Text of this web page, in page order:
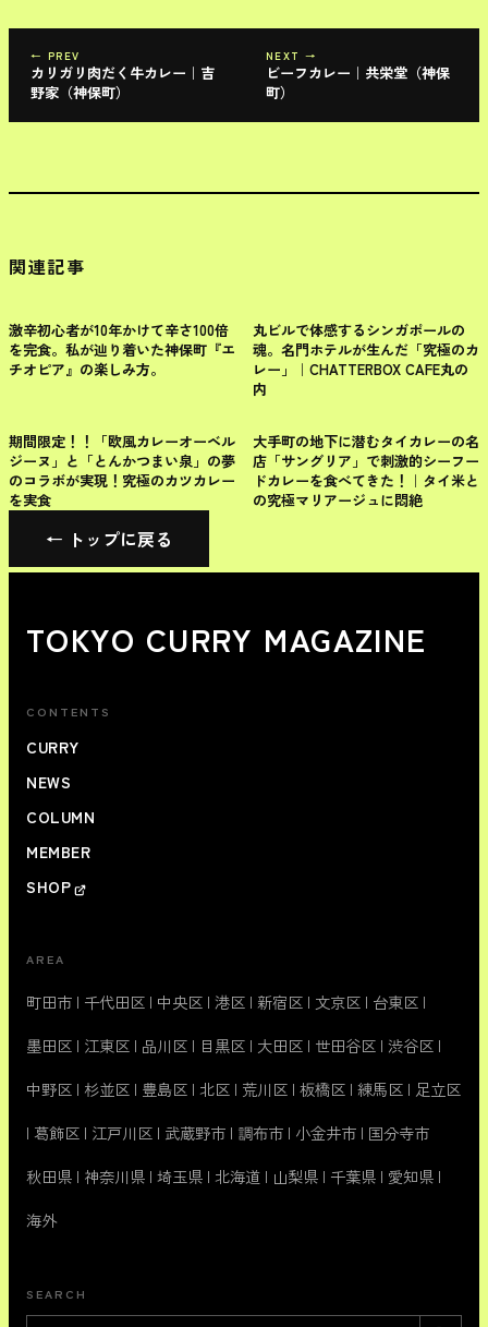
← PREV
カリガリ肉だく牛カレー｜吉
野家（神保町）
NEXT →
ビーフカレー｜共栄堂（神保
町）
関連記事
千代田区
激辛初心者が10年かけて辛さ100倍
を完食。私が辿り着いた神保町『エ
チオピア』の楽しみ方。
千代田区
丸ビルで体感するシンガポールの
魂。名門ホテルが生んだ「究極のカ
レー」｜CHATTERBOX CAFE丸の
内
千代田区
期間限定！！「欧風カレーオーベル
ジーヌ」と「とんかつまい泉」の夢
のコラボが実現！究極のカツカレー
を実食
千代田区
大手町の地下に潜むタイカレーの名
店「サングリア」で刺激的シーフー
ドカレーを食べてきた！｜タイ米と
の究極マリアージュに悶絶
← トップに戻る
TOKYO CURRY MAGAZINE
CONTENTS
CURRY
NEWS
COLUMN
MEMBER
SHOP
AREA
町田市 | 千代田区 | 中央区 | 港区 | 新宿区 | 文京区 | 台東区 |
墨田区 | 江東区 | 品川区 | 目黒区 | 大田区 | 世田谷区 | 渋谷区 |
中野区 | 杉並区 | 豊島区 | 北区 | 荒川区 | 板橋区 | 練馬区 | 足立区
| 葛飾区 | 江戸川区 | 武蔵野市 | 調布市 | 小金井市 | 国分寺市
秋田県 | 神奈川県 | 埼玉県 | 北海道 | 山梨県 | 千葉県 | 愛知県 |
海外
SEARCH